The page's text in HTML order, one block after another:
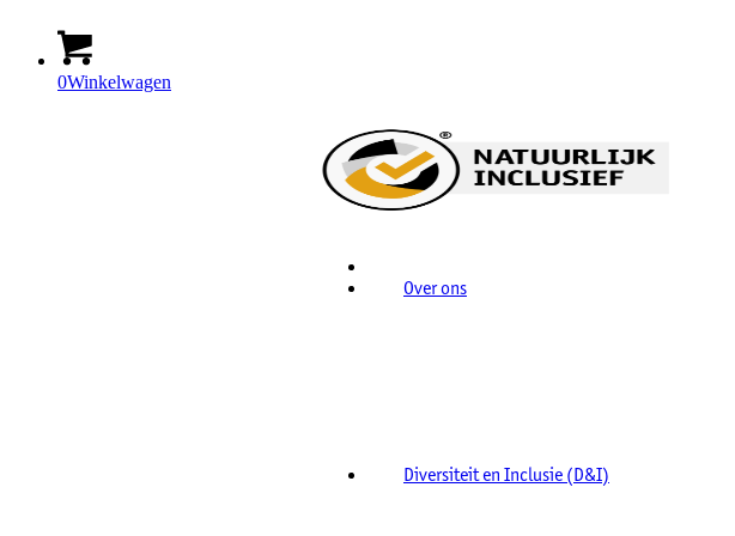
0Winkelwagen
Over ons
Diversiteit en Inclusie (D&I)